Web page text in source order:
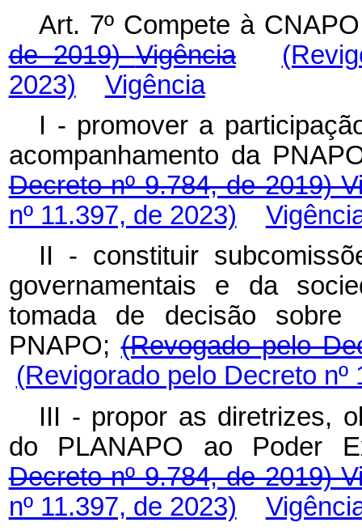
Art. 7º Compete à
de 2019)Vigência
2023)
Vigência
I - promover a
acompanhamento da
Decreto nº 9.784, de 2019)
nº 11.397, de 2023)
II - constituir
governamentais e da
tomada de decisão
PNAPO;(Revogado pelo
(Revigorado pelo Decreto nº
III - propor as diretrizes,
do PLANAPO ao Poder
Decreto nº 9.784, de 2019)
nº 11.397, de 2023)